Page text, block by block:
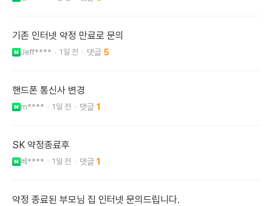
기존 인터넷 약정 만료로 문의
Jeff**** 1일 전 5
핸드폰 통신사 변경
m**** 1일 전 1
SK 약정종료후
베**** 1일 전 1
약정 종료된 부모님 집 인터넷 문의드립니다.